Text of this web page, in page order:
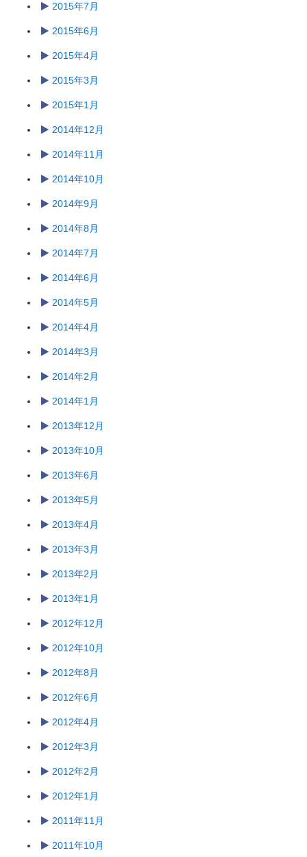
2015年7月
2015年6月
2015年4月
2015年3月
2015年1月
2014年12月
2014年11月
2014年10月
2014年9月
2014年8月
2014年7月
2014年6月
2014年5月
2014年4月
2014年3月
2014年2月
2014年1月
2013年12月
2013年10月
2013年6月
2013年5月
2013年4月
2013年3月
2013年2月
2013年1月
2012年12月
2012年10月
2012年8月
2012年6月
2012年4月
2012年3月
2012年2月
2012年1月
2011年11月
2011年10月